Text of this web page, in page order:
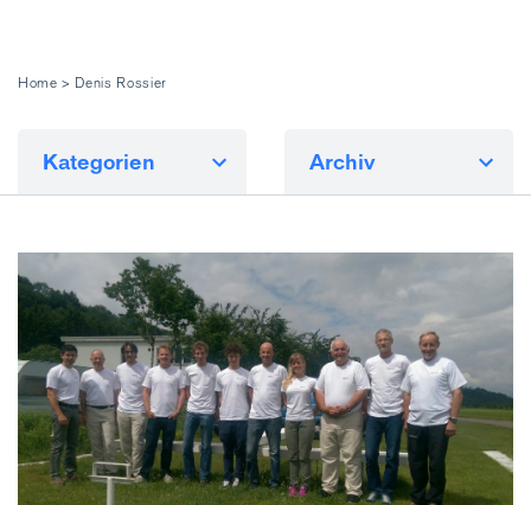
Home > Denis Rossier
Kategorien Archiv